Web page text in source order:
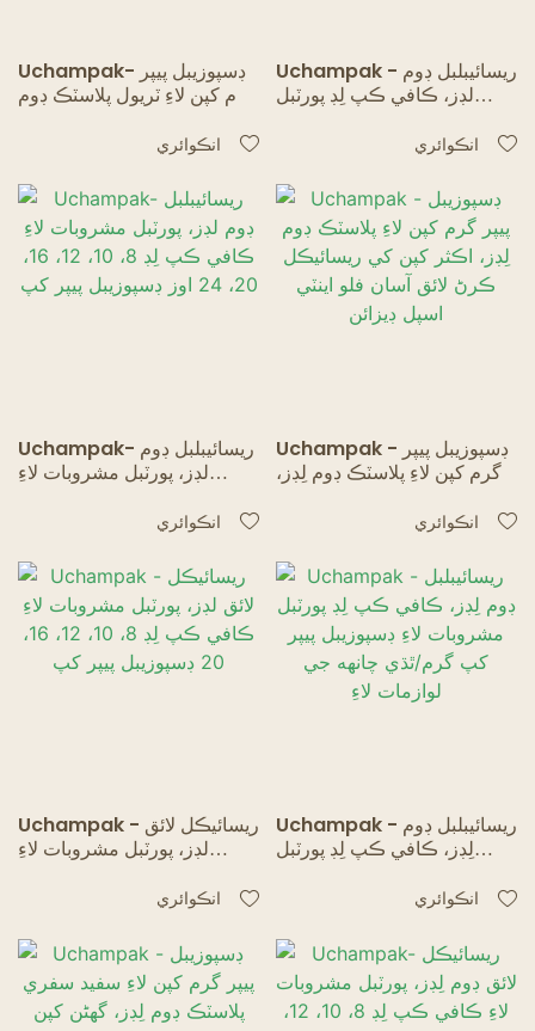
Uchampak- ڊسپوزيبل پيپر
گرم کپن لاءِ ٽريول پلاسٽڪ ڊوم
ريسائيڪل لائق آسان فلو اينٽي
انڪوائري
Uchampak - ريسائيبلبل ڊوم
لڊز، ڪافي ڪپ لِڊ پورٽبل
20، 24 اوز ڊسپوزيبل پيپر کپ
انڪوائري
Uchampak- ريسائيبلبل ڊوم
لڊز، پورٽبل مشروبات لاءِ
20، 24 اوز ڊسپوزيبل پيپر کپ
انڪوائري
Uchampak - ڊسپوزيبل پيپر
گرم کپن لاءِ پلاسٽڪ ڊوم لِڊز،
لائق آسان فلو اينٽي اسپل
انڪوائري
Uchampak - ريسائيڪل لائق
لڊز، پورٽبل مشروبات لاءِ
20 ڊسپوزيبل پيپر کپ
انڪوائري
Uchampak - ريسائيبلبل ڊوم
لِڊز، ڪافي ڪپ لِڊ پورٽبل
کپ گرم/ٿڌي چانهه جي
انڪوائري